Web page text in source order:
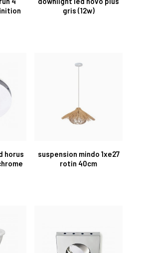
gris (12w)
horus
suspension mindo 1xe27
rotin 40cm